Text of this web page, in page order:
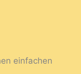
einfachen